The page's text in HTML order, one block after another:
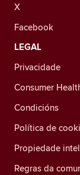
X
Facebook
LEGAL
Privacidade
Consumer
Condicións
Política de
Propiedade
Regras da